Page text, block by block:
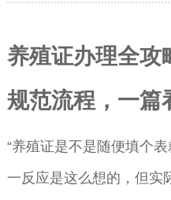
养殖证办理全攻
规范流程，一篇
“养殖证是不是随便填个
一反应是这么想的，但